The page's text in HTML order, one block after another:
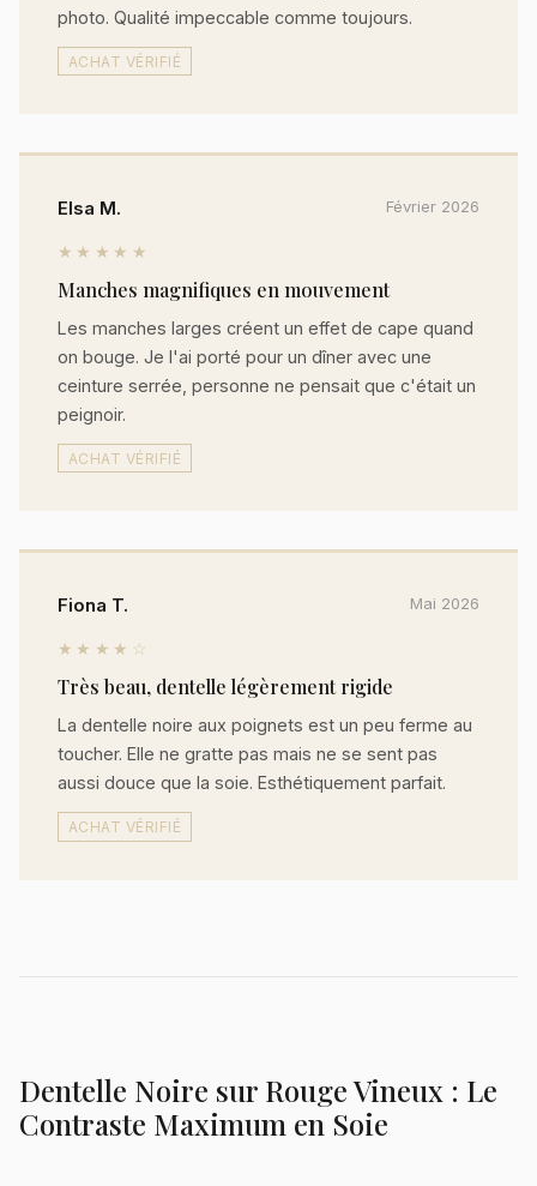
photo. Qualité impeccable comme toujours.
ACHAT VÉRIFIÉ
Elsa M. Février 2026
★★★★★
Manches magnifiques en mouvement
Les manches larges créent un effet de cape quand
on bouge. Je l'ai porté pour un dîner avec une
ceinture serrée, personne ne pensait que c'était un
peignoir.
ACHAT VÉRIFIÉ
Fiona T. Mai 2026
★★★★☆
Très beau, dentelle légèrement rigide
La dentelle noire aux poignets est un peu ferme au
toucher. Elle ne gratte pas mais ne se sent pas
aussi douce que la soie. Esthétiquement parfait.
ACHAT VÉRIFIÉ
Dentelle Noire sur Rouge Vineux : Le
Contraste Maximum en Soie